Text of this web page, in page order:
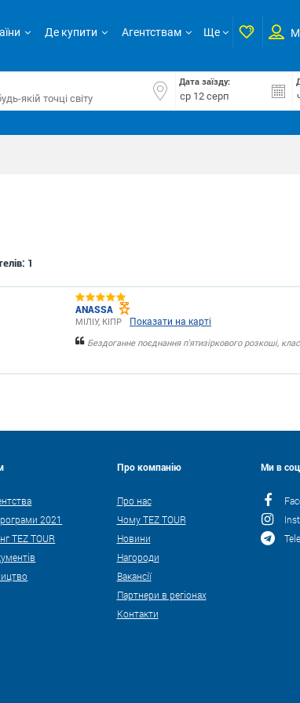
Де купити Агентствам Ще
Дата заїзду:
1
ANASSA
МІЛІУ, КІПР Показати на карті
Бездоганне поєднання п'ятизіркового розкоші,
2021
TEZ TOUR
Про компанію
Про нас
Чому TEZ TOUR
Новини
Нагороди
Вакансії
Партнери в регіонах
Контакти
Ми в